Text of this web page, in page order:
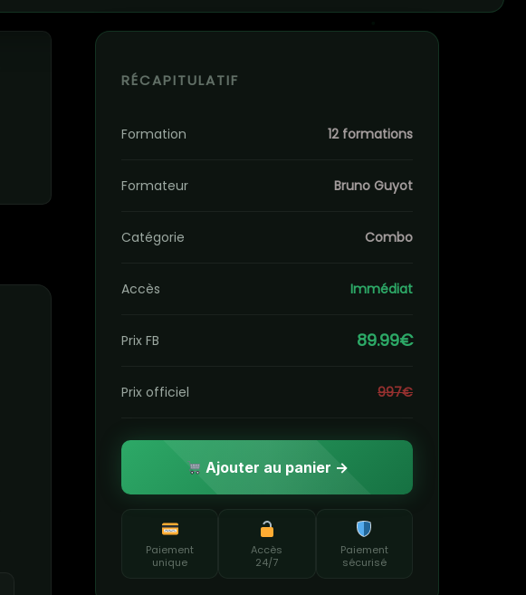
RÉCAPITULATIF
Formation 12 formations
Formateur Bruno Guyot
Catégorie Combo
Accès Immédiat
Prix FB 89.99€
Prix officiel 997€
Ajouter au panier →
Paiement
unique
Accès
24/7
Paiement
sécurisé